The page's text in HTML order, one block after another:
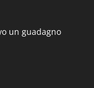
un guadagno